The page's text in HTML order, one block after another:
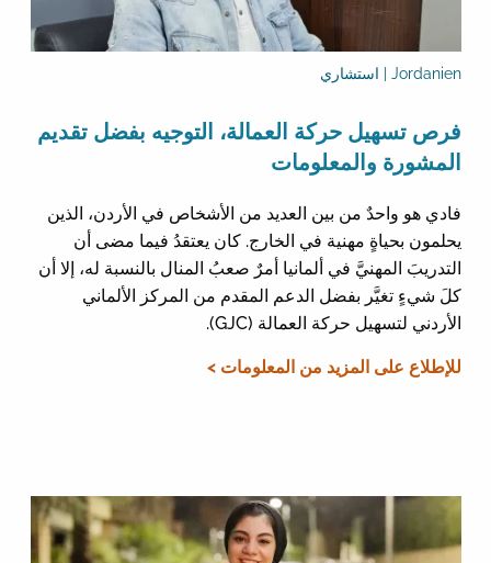
Jordanien | استشاري
فرص تسهيل حركة العمالة، التوجيه بفضل تقديم
المشورة والمعلومات
فادي هو واحدٌ من بين العديد من الأشخاص في الأردن، الذين
يحلمون بحياةٍ مهنية في الخارج. كان يعتقدُ فيما مضى أن
التدريبَ المهنيَّ في ألمانيا أمرٌ صعبُ المنال بالنسبة له، إلا أن
كلَ شيءٍ تغيَّر بفضل الدعم المقدم من المركز الألماني
الأردني لتسهيل حركة العمالة (GJC).
للإطلاع على المزيد من المعلومات >